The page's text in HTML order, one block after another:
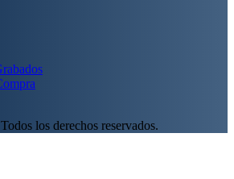
los derechos reservados.